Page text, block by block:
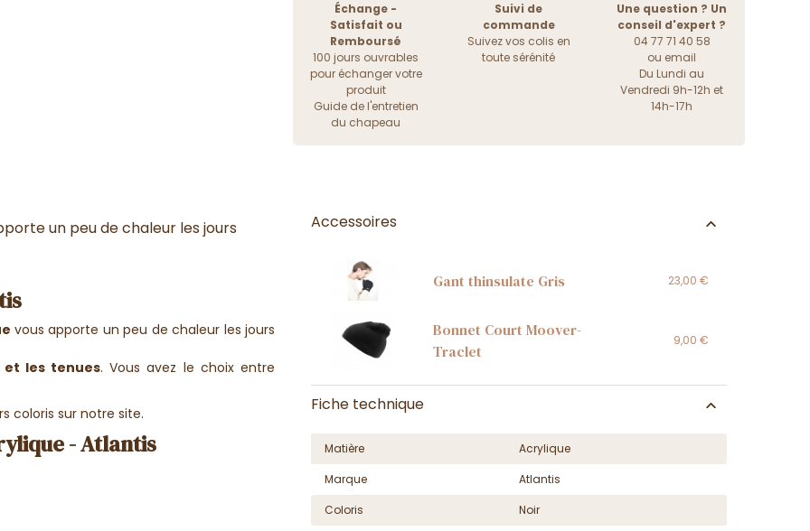
Échange -
Satisfait ou
Remboursé
100 jours ouvrables
pour échanger votre
produit
Guide de l'entretien
du chapeau
Suivi de
commande
Suivez vos colis en
toute sérénité
Une question ? Un
conseil d'expert ?
04 77 71 40 58
ou email
Du Lundi au
Vendredi 9h-12h et
14h-17h
un peu de chaleur les jours
vous apporte un peu de chaleur les jours
les tenues. Vous avez le choix entre
coloris sur notre site.
- Atlantis
Accessoires
Gant thinsulate Gris 23,00 €
Bonnet Court Moover-
Traclet
9,00 €
Fiche technique
Matière
Acrylique
Marque
Atlantis
Coloris
Noir